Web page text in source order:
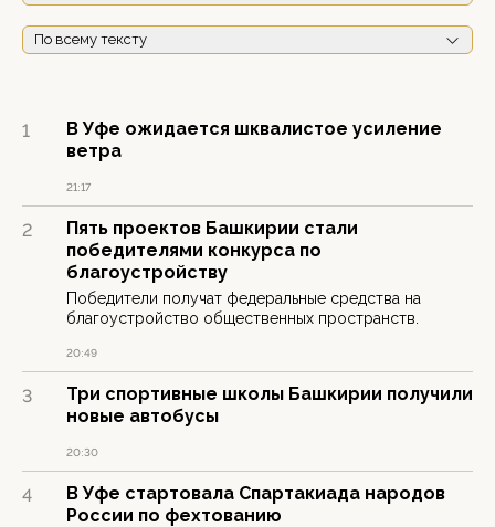
По всему тексту
1
В Уфе ожидается шквалистое усиление
ветра
21:17
2
Пять проектов Башкирии стали
победителями конкурса по
благоустройству
Победители получат федеральные средства на
благоустройство общественных пространств.
20:49
3
Три спортивные школы Башкирии получили
новые автобусы
20:30
4
В Уфе стартовала Спартакиада народов
России по фехтованию